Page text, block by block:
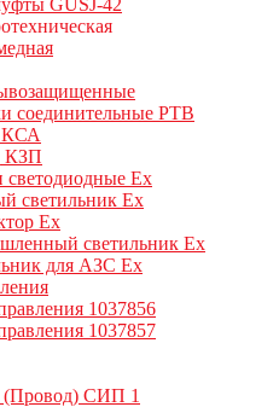
соединительные РТВ
светодиодные Ex
светильник Ex
Ex
светильник Ex
для АЗС Ex
1037856
1037857
(Провод) СИП 1